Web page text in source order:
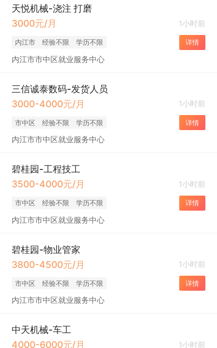
天悦机械-浇注 打磨
3000元/月
1小时前
内江市 经验不限 学历不限 详情
内江市市中区就业服务中心
三信诚泰数码-发货人员
3000-4000元/月
1小时前
市中区 经验不限 学历不限 详情
内江市市中区就业服务中心
碧桂园-工程技工
3500-4000元/月
1小时前
市中区 经验不限 学历不限 详情
内江市市中区就业服务中心
碧桂园-物业管家
3800-4500元/月
1小时前
市中区 经验不限 学历不限 详情
内江市市中区就业服务中心
中天机械-车工
4000-6000元/月
1小时前